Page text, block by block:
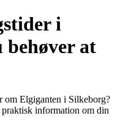
i
behøver at
om Elgiganten i Silkeborg?
information om din